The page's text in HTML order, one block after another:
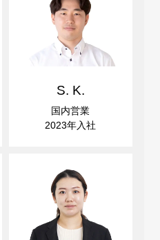
S. K.
国内営業
2023年入社